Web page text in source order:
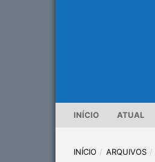
INÍCIO ATUAL
INÍCIO / ARQUIVOS /